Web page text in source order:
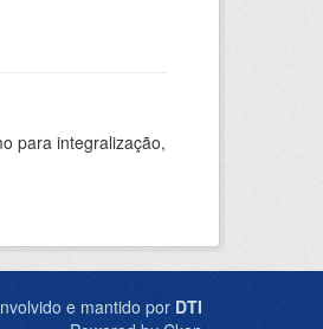
para integralização,
e mantido por DTI